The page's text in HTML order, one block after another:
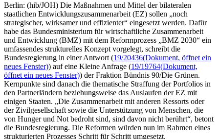
Berlin: (hib/JOH) Die Maßnahmen und Mittel der bilateralen
staatlichen Entwicklungszusammenarbeit (EZ) sollen „noch
strategischer, wirksamer und effizienter“ eingesetzt werden. Dafür
habe das Bundesministerium für wirtschaftliche Zusammenarbeit
und Entwicklung (BMZ) mit dem Reformprozess „BMZ 2030“ ein
umfassendes strukturelles Konzept vorgelegt, schreibt die
Bundesregierung in einer Antwort (19/20436(Dokument, öffnet ein
neues Fenster)) auf eine Kleine Anfrage (19/19764(Dokument,
öffnet ein neues Fenster)) der Fraktion Bündnis 90/Die Grünen.
Kernpunkte sind danach die thematische Straffung der Portfolios in
den Partnerländern beziehungsweise das Auslaufen der EZ mit
einigen Staaten. „Die Zusammenarbeit mit anderen Ressorts oder
der Zivilgesellschaft sowie die Unterstützung von Menschen, die
von Hunger und Not bedroht sind, sind davon nicht berührt“, betont
die Bundesregierung. Die Reformen würden nun im Rahmen eines
strukturierten Prozesses Schritt für Schritt umgesetzt.